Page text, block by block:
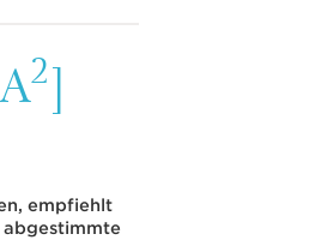
2]
empfiehlt
abgestimmte